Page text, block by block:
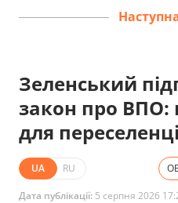
Зеленський
закон про ВПО:
для
UA RU
Дата публікації: 5 серпня 2026